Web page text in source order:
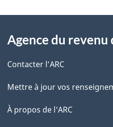
l
s
l
a
o
t
r
e
é
t
propos
de
ce
site
Agence du revenu
Contacter l’ARC
Mettre à jour vos
À propos de l'ARC